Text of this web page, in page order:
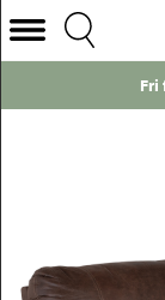
Kentucky 3-sits
Välj Kategori
Sängar
Fri frakt vid alla köp